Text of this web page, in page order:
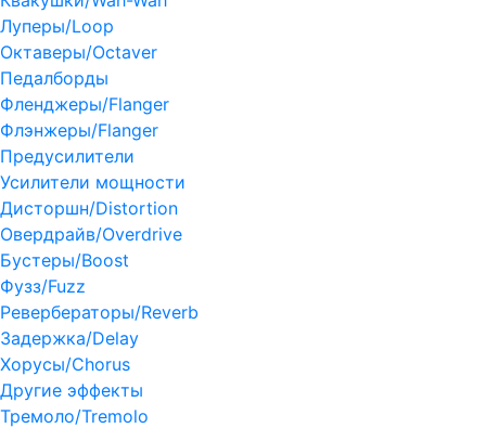
Луперы/Loop
Октаверы/Octaver
Педалборды
Фленджеры/Flanger
Флэнжеры/Flanger
Предусилители
Усилители мощности
Дисторшн/Distortion
Овердрайв/Overdrive
Бустеры/Boost
Фузз/Fuzz
Ревербераторы/Reverb
Задержка/Delay
Хорусы/Chorus
Другие эффекты
Тремоло/Tremolo